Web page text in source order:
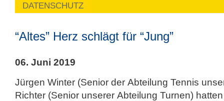
DATENSCHUTZ
“Altes” Herz schlägt für “Jung”
06. Juni 2019
Jürgen Winter (Senior der Abteilung Tennis
Richter (Senior unserer Abteilung Turnen)